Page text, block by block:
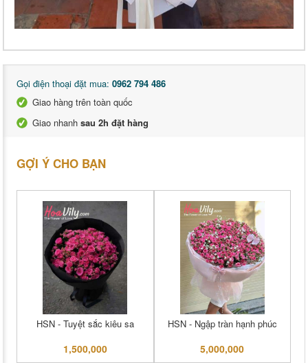
Gọi điện thoại đặt mua: 0962 794 486
Giao hàng trên toàn quốc
Giao nhanh sau 2h đặt hàng
GỢI Ý CHO BẠN
HSN - Tuyệt sắc kiêu sa
1,500,000
HSN - Ngập tràn hạnh phúc
5,000,000